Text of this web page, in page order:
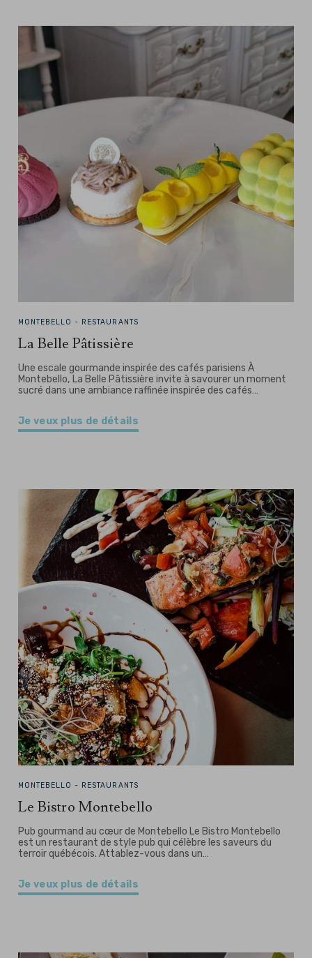
MONTEBELLO - RESTAURANTS
La Belle Pâtissière
Une escale gourmande inspirée des cafés parisiens À
Montebello, La Belle Pâtissière invite à savourer un moment
sucré dans une ambiance raffinée inspirée des cafés…
Je veux plus de détails
MONTEBELLO - RESTAURANTS
Le Bistro Montebello
Pub gourmand au cœur de Montebello Le Bistro Montebello
est un restaurant de style pub qui célèbre les saveurs du
terroir québécois. Attablez-vous dans un…
Je veux plus de détails